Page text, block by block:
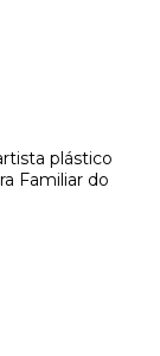
plástico
Familiar do